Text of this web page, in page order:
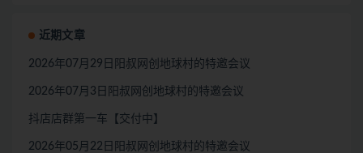
近期文章
2026年07月29日阳叔网创地球村的特邀会议
2026年07月3日阳叔网创地球村的特邀会议
抖店店群第一车【交付中】
2026年05月22日阳叔网创地球村的特邀会议